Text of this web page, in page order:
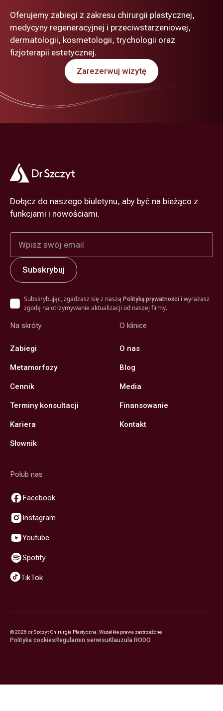
Oferujemy zabiegi z zakresu chirurgii plastycznej,
medycyny regeneracyjnej i przeciwstarzeniowej,
dermatologii, kosmetologii, trychologii oraz
fizjoterapii estetycznej.
Zarezerwuj wizytę
Dołącz do naszego biuletynu, aby być na bieżąco z
funkcjami i nowościami.
Subskrybując, zgadzasz się z naszą Polityką prywatności i wyrażasz
zgodę na otrzymywanie aktualizacji od naszej firmy.
Na skróty
Zabiegi
Metamorfozy
Cennik
Terminy konsultacji
Kariera
Słownik
O klinice
O nas
Blog
Media
Finansowanie
Kontakt
Polub nas
Facebook
Instagram
Youtube
Spotify
TikTok
©2026 dr Szczyt Chirurgia Plastyczna. Wszelkie prawa zastrzeżone
Polityka cookies Regulamin serwisu Klauzula RODO